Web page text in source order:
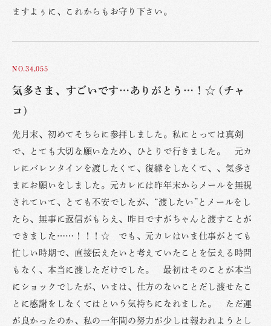
ますよぅに、これからもお守り下さい。
NO.34,055
気多さま、すごいです…ありがとう…！☆ (チャ
コ)
先月末、初めてそちらに参拝しました。私にとっては真剣
で、とても大切な願いなため、ひとりで行きました。 元カ
レにバレンタインを渡したくて、復縁をしたくて、、気多さ
まにお願いをしました。元カレには昨年末からメールを無視
されていて、とても不安でしたが、“渡したい”とメールをし
たら、無事に返信がもらえ、昨日ですがちゃんと渡すことが
できました……！！！☆ でも、元カレはいま仕事がとても
忙しい時期で、直接伝えたいと考えていたことを伝える時間
もなく、本当に渡しただけでした。 最初はそのことが本当
にショックでしたが、いまは、仕方のないことだし渡せたこ
とに感謝をしなくてはという気持ちになれました。 ただ運
が良かったのか、私の一年間の努力が少しは報われようとし